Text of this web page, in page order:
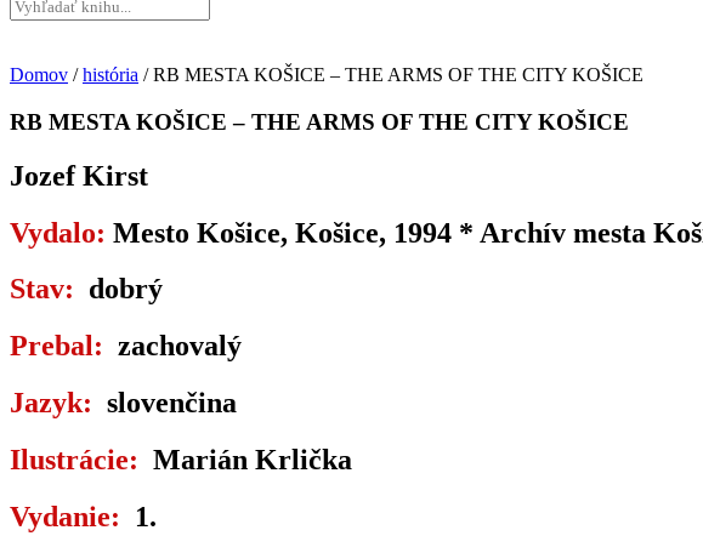
Domov /história / RB MESTA KOŠICE – THE ARMS OF THE CITY KOŠICE
RB MESTA KOŠICE – THE ARMS OF THE CITY KOŠICE
Jozef Kirst
Vydalo: Mesto Košice, Košice, 1994 * Archív mesta
Stav: dobrý
Prebal: zachovalý
Jazyk: slovenčina
Ilustrácie: Marián Krlička
Vydanie: 1.